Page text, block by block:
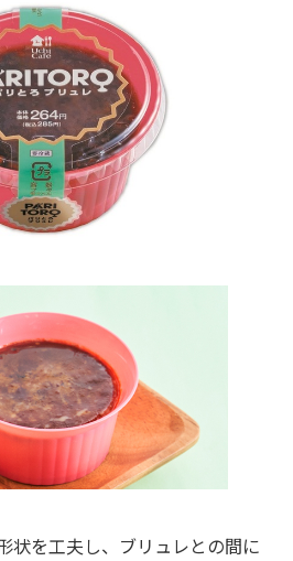
状を工夫し、ブリュレとの間に